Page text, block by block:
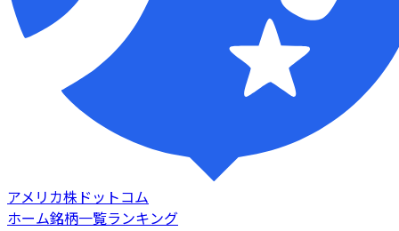
アメリカ株ドットコム
ホーム銘柄一覧ランキング